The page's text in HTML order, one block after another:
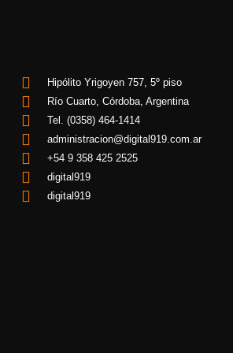
Hipólito Yrigoyen 757, 5º piso
Río Cuarto, Córdoba, Argentina
Tel. (0358) 464-1414
administracion@digital919.com.ar
+54 9 358 425 2525
digital919
digital919